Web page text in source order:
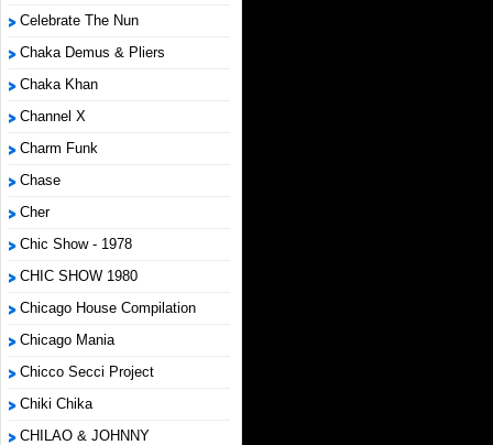
Celebrate The Nun
Chaka Demus & Pliers
Chaka Khan
Channel X
Charm Funk
Chase
Cher
Chic Show - 1978
CHIC SHOW 1980
Chicago House Compilation
Chicago Mania
Chicco Secci Project
Chiki Chika
CHILAO & JOHNNY